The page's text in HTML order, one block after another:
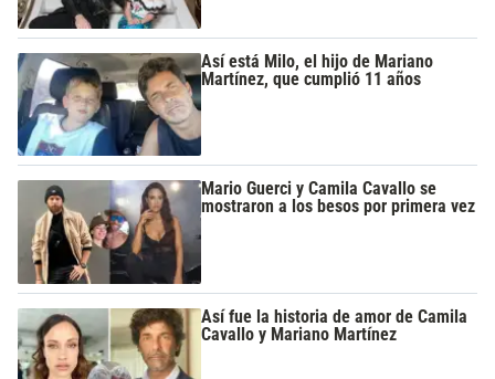
Así está Milo, el hijo de Mariano
Martínez, que cumplió 11 años
Mario Guerci y Camila Cavallo se
mostraron a los besos por primera vez
Así fue la historia de amor de Camila
Cavallo y Mariano Martínez